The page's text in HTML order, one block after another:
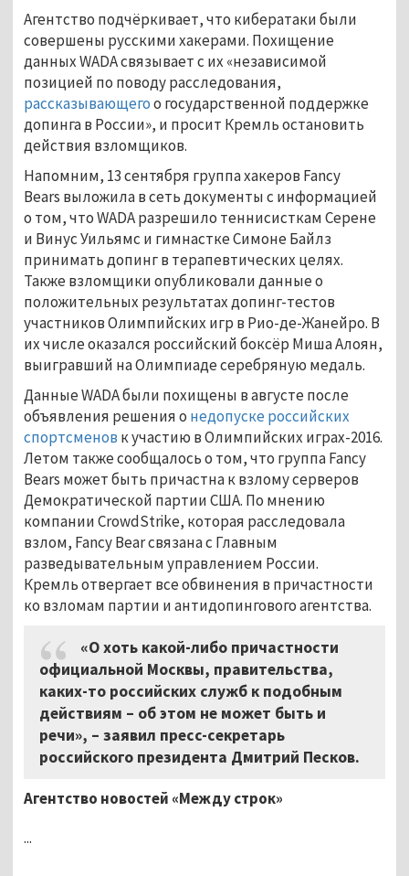
Агентство подчёркивает, что кибератаки были
совершены русскими хакерами. Похищение
данных WADA связывает с их «независимой
позицией по поводу расследования,
рассказывающегоо государственной поддержке
допинга в России», и просит Кремль остановить
действия взломщиков.
Напомним, 13 сентября группа хакеров Fancy
Bears выложила в сеть документы с информацией
о том, что WADA разрешило теннисисткам Серене
и Винус Уильямс и гимнастке Симоне Байлз
принимать допинг в терапевтических целях.
Также взломщики опубликовали данные о
положительных результатах допинг-тестов
участников Олимпийских игр в Рио-де-Жанейро. В
их числе оказался российский боксёр Миша Алоян,
выигравший на Олимпиаде серебряную медаль.
Данные WADA были похищены в августе после
объявления решения о недопуске российских
спортсменов к участию в Олимпийских играх-2016.
Летом также сообщалось о том, что группа Fancy
Bears может быть причастна к взлому серверов
Демократической партии США. По мнению
компании CrowdStrike, которая расследовала
взлом, Fancy Bear связана с Главным
разведывательным управлением России.
Кремль отвергает все обвинения в причастности
ко взломам партии и антидопингового агентства.
«О хоть какой-либо причастности
официальной Москвы, правительства,
каких-то российских служб к подобным
действиям – об этом не может быть и
речи», – заявил пресс-секретарь
российского президента Дмитрий Песков.
Агентство новостей «Между строк»
...